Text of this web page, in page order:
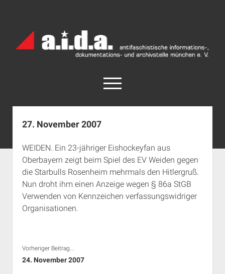
Archiv
München
open
menu
facebook
rss info@aida-archiv.de
Aktuelles
Termine
open
dropdown
menu
Antifaschistische Termine im Süden
Antifaschistische Termine in München
Chronologie
Das Archiv
open
RSS-Feeds, Twitter & Facebook
27. November 2007
WEIDEN. Ein 23-jähriger Eishockeyfan aus
Oberbayern zeigt beim Spiel des EV Weiden gegen
die Starbulls Rosenheim mehrmals den Hitlergruß.
Nun droht ihm einen Anzeige wegen § 86a StGB
Verwenden von Kennzeichen verfassungswidriger
Organisationen.
Vorheriger Beitrag...
24. November 2007